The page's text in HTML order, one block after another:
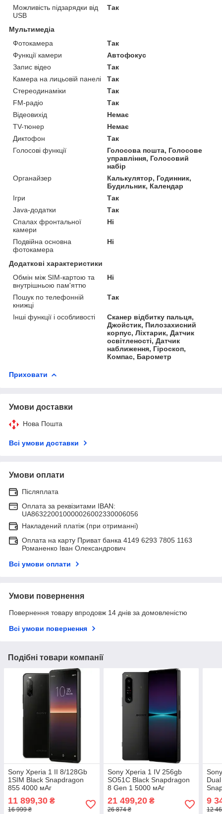
Можливість підзарядки від
USB
Так
Мультимедіа
Фотокамера
Так
Функції камери
Автофокус
Запис відео
Так
Камера на лицьовій панелі
Так
Стереодинаміки
Так
FM-радіо
Так
Відеовихід
Немає
TV-тюнер
Немає
Диктофон
Так
Голосові функції
Голосова пошта, Голосове
управління, Голосовий
набір
Органайзер
Калькулятор, Годинник,
Будильник, Календар
Ігри
Так
Java-додатки
Так
Спалах фронтальної
камери
Ні
Подвійна основна
фотокамера
Ні
Додаткові характеристики
Обмін між SIM-картою та
внутрішньою пам'яттю
Ні
Пошук по телефонній
книжці
Так
Інші функції і особливості
Сканер відбитку пальця,
Джойстик, Пилозахисний
корпус, Ліхтарик, Датчик
освітленості, Датчик
наближення, Гіроскоп,
Компас, Барометр
Приховати
Умови доставки
Нова Пошта
Всі умови доставки
Умови оплати
Післяплата
Оплата за реквізитами IBAN:
UA863220010000026002330006056
Накладений платіж (при отриманні)
Оплата на карту Приват банка 4149 6293 7805 1163
Романенко Іван Олександрович
Всі умови оплати
Умови повернення
Повернення товару впродовж 14 днів за домовленістю
Всі умови повернення
Подібні товари компанії
Sony Xperia 1 II 8/128Gb
1SIM Black Snapdragon
855 4000 мАг
11 899,30 ₴
16 999 ₴
Sony Xperia 1 IV 256gb
SO51C Black Snapdragon
8 Gen 1 5000 мАг
21 499,20₴
26 874 ₴
9
12